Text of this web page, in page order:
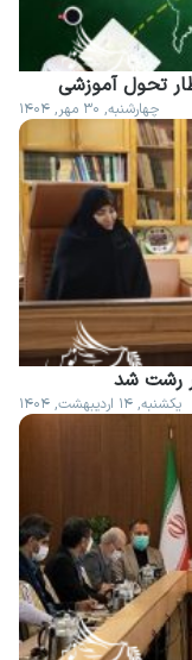
تحول آموزشی
چهارشنبه, ۳۰ مهر, ۱۴۰۴
رشت شد
یکشنبه, ۱۴ اردیبهشت, ۱۴۰۴